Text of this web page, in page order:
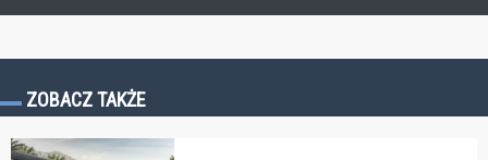
ZOBACZ TAKŻE